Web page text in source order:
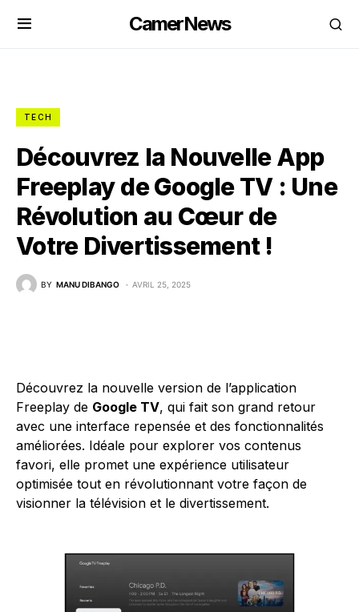
CamerNews
TECH
Découvrez la Nouvelle App
Freeplay de Google TV : Une
Révolution au Cœur de
Votre Divertissement !
BY MANU DIBANGO AVRIL 25, 2025
Découvrez la nouvelle version de l’application
Freeplay de Google TV, qui fait son grand retour
avec une interface repensée et des fonctionnalités
améliorées. Idéale pour explorer vos contenus
favori, elle promet une expérience utilisateur
optimisée tout en révolutionnant votre façon de
visionner la télévision et le divertissement.